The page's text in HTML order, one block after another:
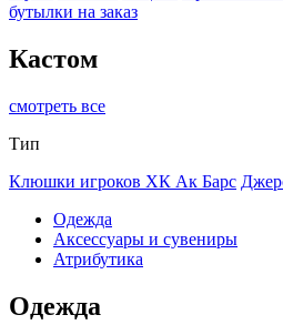
бутылки на заказ
Кастом
смотреть все
Тип
Клюшки игроков ХК Ак Барс
Одежда
Аксессуары и сувениры
Атрибутика
Одежда